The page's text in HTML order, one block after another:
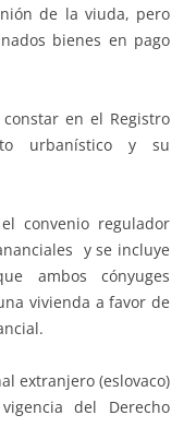
de la viuda, pero
bienes en pago
constar en el Registro
urbanístico y su
convenio regulador
y se incluye
ambos cónyuges
vivienda a favor de
extranjero (eslovaco)
del Derecho